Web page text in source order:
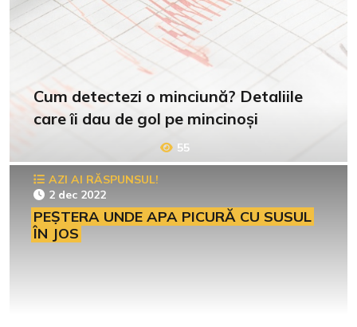
Cum detectezi o minciună? Detaliile
care îi dau de gol pe mincinoși
55
AZI AI RĂSPUNSUL!
2 dec 2022
PEȘTERA UNDE APA PICURĂ CU SUSUL
ÎN JOS